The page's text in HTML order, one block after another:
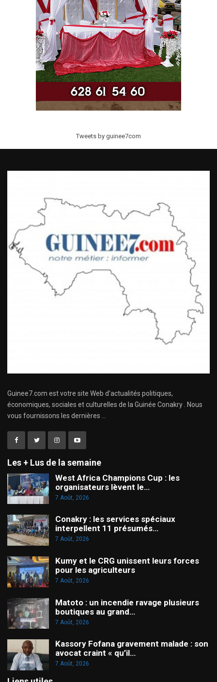
Tweets by guinee7com
Guinee7.com est votre site Web d'actualités politiques,
économiques, sociales et culturelles de la Guinée Conakry . Nous
vous fournissons les dernières ...
Les + Lus de la semaine
West Africa Champions Cup : les
organisateurs lèvent le…
7 Août, 2026
Conakry : les services spéciaux
interpellent 11 présumés…
7 Août, 2026
Kumy et le CRG unissent leurs forces
pour les agriculteurs
7 Août, 2026
Matoto : un incendie ravage plusieurs
boutiques au grand…
7 Août, 2026
Kassory Fofana gravement malade : son
avocat craint « qu’il…
7 Août, 2026